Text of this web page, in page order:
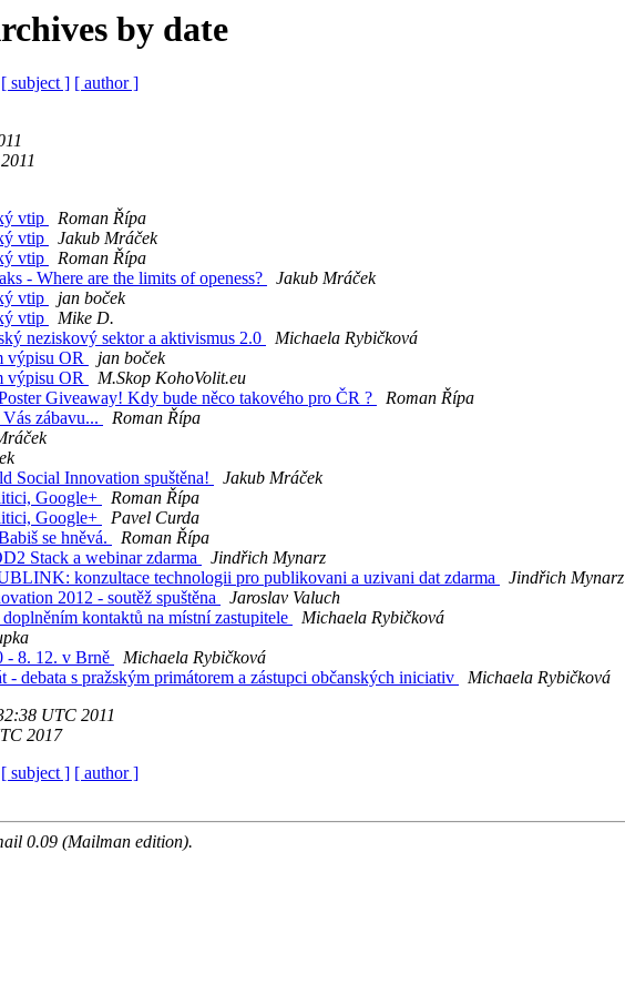
by date
[ subject ] [ author ]
vtip
Roman Řípa
vtip
Jakub Mráček
vtip
Roman Řípa
- Where are the limits of openess?
Jakub Mráček
vtip
jan boček
vtip
Mike D.
neziskový sektor a aktivismus 2.0
Michaela Rybičková
výpisu OR
jan boček
výpisu OR
M.Skop KohoVolit.eu
Giveaway! Kdy bude něco takového pro ČR ?
Roman Řípa
zábavu...
Roman Řípa
Social Innovation spuštěna!
Jakub Mráček
Google+
Roman Řípa
Google+
Pavel Curda
se hněvá.
Roman Řípa
Stack a webinar zdarma
Jindřich Mynarz
konzultace technologii pro publikovani a uzivani dat zdarma
Jindřich Mynarz
2012 - soutěž spuštěna
Jaroslav Valuch
kontaktů na místní zastupitele
Michaela Rybičková
- 8. 12. v Brně
Michaela Rybičková
- debata s pražským primátorem a zástupci občanských iniciativ
Michaela Rybičková
UTC 2011
2017
[ subject ] [ author ]
0.09 (Mailman edition).